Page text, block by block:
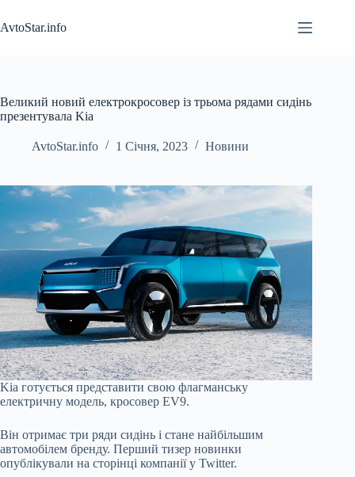
до
вмісту
AvtoStar.info
Великий новий електрокросовер із трьома рядами сидінь
презентувала Kia
AvtoStar.info 1 Січня, 2023 Новини
Kia готується представити свою флагманську
електричну модель, кросовер EV9.
Він отримає три ряди сидінь і стане найбільшим
автомобілем бренду. Перший тизер новинки
опублікували на сторінці компанії у Twitter.